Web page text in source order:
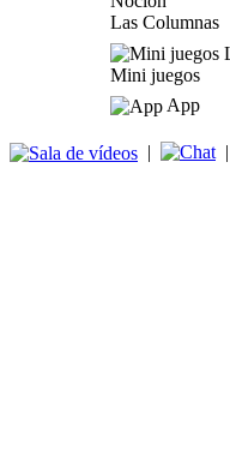
Las Columnas
Mini juegos
App
| |